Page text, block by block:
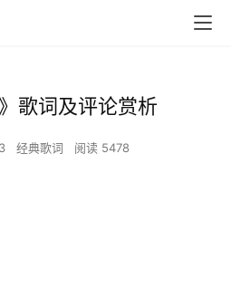
歌词及评论赏析
经典歌词 阅读 5478